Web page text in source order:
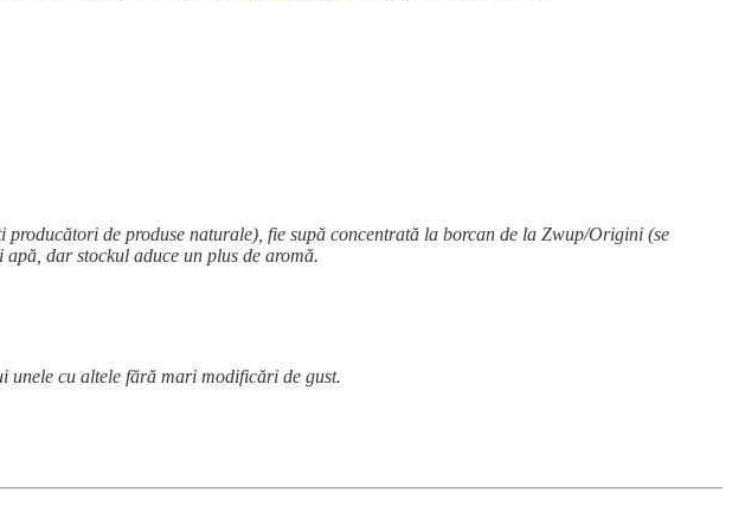
de produse naturale), fie supă concentrată la borcan de la Zwup/Origini (se
dar stockul aduce un plus de aromă.
unele cu altele fără mari modificări de gust.